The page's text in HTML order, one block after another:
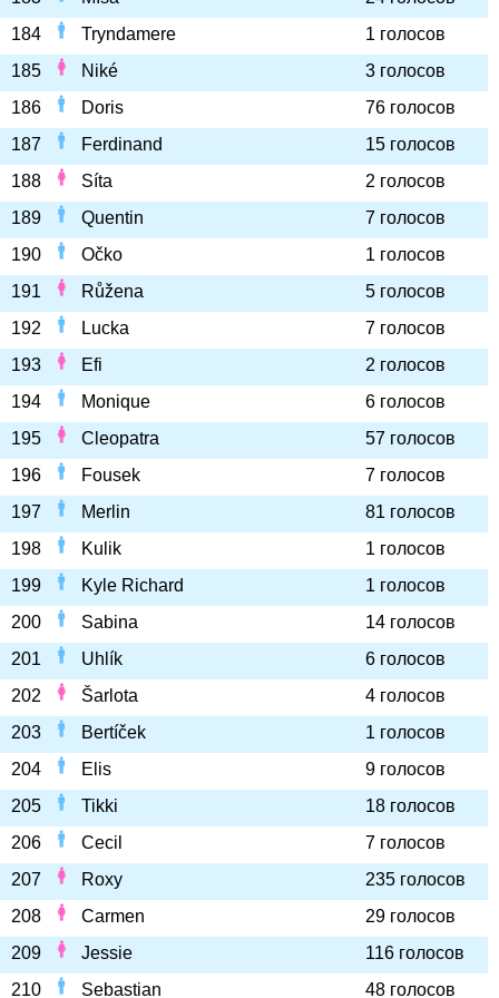
184
Tryndamere
1 голосов
185
Niké
3 голосов
186
Doris
76 голосов
187
Ferdinand
15 голосов
188
Síta
2 голосов
189
Quentin
7 голосов
190
Očko
1 голосов
191
Růžena
5 голосов
192
Lucka
7 голосов
193
Efi
2 голосов
194
Monique
6 голосов
195
Cleopatra
57 голосов
196
Fousek
7 голосов
197
Merlin
81 голосов
198
Kulik
1 голосов
199
Kyle Richard
1 голосов
200
Sabina
14 голосов
201
Uhlík
6 голосов
202
Šarlota
4 голосов
203
Bertíček
1 голосов
204
Elis
9 голосов
205
Tikki
18 голосов
206
Cecil
7 голосов
207
Roxy
235 голосов
208
Carmen
29 голосов
209
Jessie
116 голосов
210
Sebastian 48 голосов